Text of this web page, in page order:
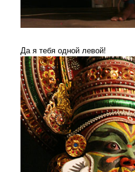
Да я тебя одной левой!